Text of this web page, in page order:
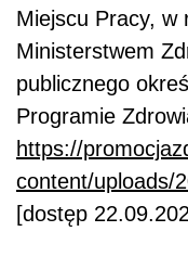
Miejscu Pracy, w
Ministerstwem
publicznego
Programie
https://
content/uploads/
[dostęp